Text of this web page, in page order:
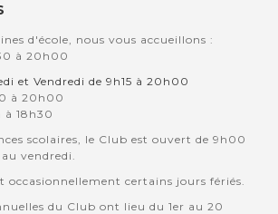
d'école, nous vous accueillons :
à 20h00
et Vendredi de 9h15 à 20h00
à 20h00
à 18h30
scolaires, le Club est ouvert de 9h00
vendredi.
occasionnellement certains jours fériés.
du Club ont lieu du 1er au 20